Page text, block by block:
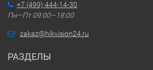
+7 (499) 444-14-30
Пн—Пт 09:00—18:00
zakaz@hikvision24.ru
РАЗДЕЛЫ